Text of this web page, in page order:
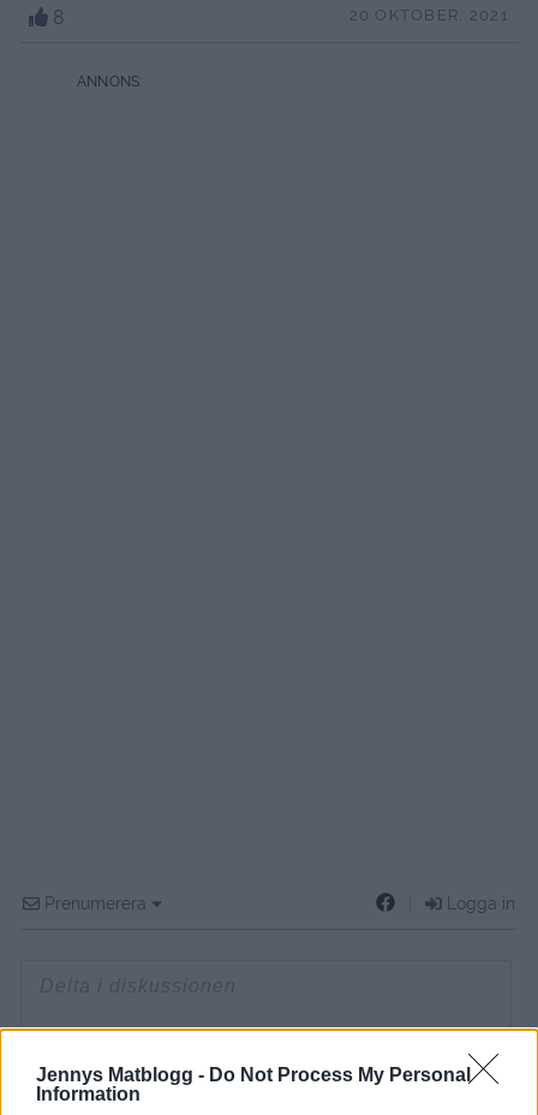
Jennys Matblogg - Do Not Process My Personal
Information
8 20 OKTOBER, 2021
Prenumerera Logga in